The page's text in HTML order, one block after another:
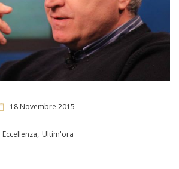
18 Novembre 2015
Eccellenza, Ultim'ora